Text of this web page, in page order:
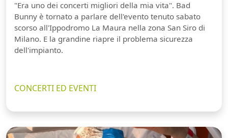
"Era uno dei concerti migliori della mia vita". Bad
Bunny è tornato a parlare dell'evento tenuto sabato
scorso all'Ippodromo La Maura nella zona San Siro di
Milano. E la grandine riapre il problema sicurezza
dell'impianto.
CONCERTI ED EVENTI